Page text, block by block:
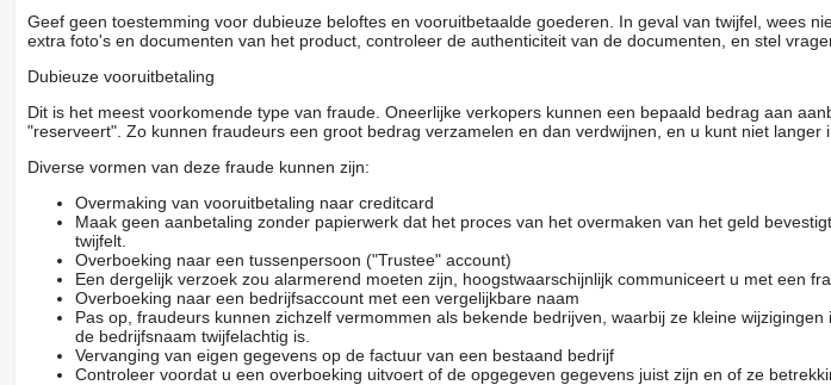
Geef geen toestemming voor dubieuze beloftes en vooruitbetaalde goederen. In geval van twijfel, wees
extra foto's en documenten van het product, controleer de authenticiteit van de documenten, en stel
Dubieuze vooruitbetaling
Dit is het meest voorkomende type van fraude. Oneerlijke verkopers kunnen een bepaald bedrag aan
"reserveert". Zo kunnen fraudeurs een groot bedrag verzamelen en dan verdwijnen, en u kunt niet langer
Diverse vormen van deze fraude kunnen zijn:
Overmaking van vooruitbetaling naar creditcard
Maak geen aanbetaling zonder papierwerk dat het proces van het overmaken van het geld
twijfelt.
Overboeking naar een tussenpersoon ("Trustee" account)
Een dergelijk verzoek zou alarmerend moeten zijn, hoogstwaarschijnlijk communiceert u met een
Overboeking naar een bedrijfsaccount met een vergelijkbare naam
Pas op, fraudeurs kunnen zichzelf vermommen als bekende bedrijven, waarbij ze kleine
de bedrijfsnaam twijfelachtig is.
Vervanging van eigen gegevens op de factuur van een bestaand bedrijf
Controleer voordat u een overboeking uitvoert of de opgegeven gegevens juist zijn en of ze